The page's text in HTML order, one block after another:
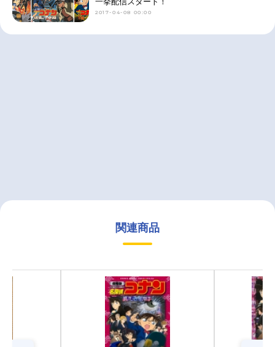
2017-04-08 00:00
関連商品